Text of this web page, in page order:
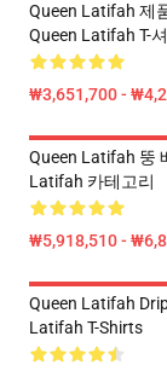
Queen Latifah 제
Queen Latifah T-
₩3,651,700 -
Queen Latifah 뚱
Latifah 카테고리
₩5,918,510 -
Queen Latifah
Latifah T-Shirts